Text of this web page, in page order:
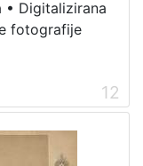
• Digitalizirana
fotografije
12